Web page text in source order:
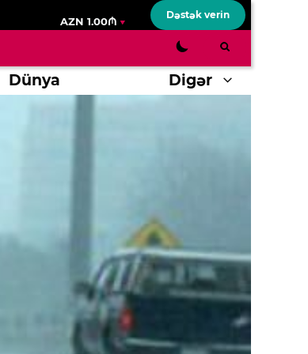
AZN 1.00₼
Dəstək verin
Dünya Digər